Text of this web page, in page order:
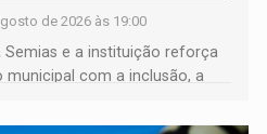
de 2026 às 19:00
e a instituição reforça
com a inclusão, a